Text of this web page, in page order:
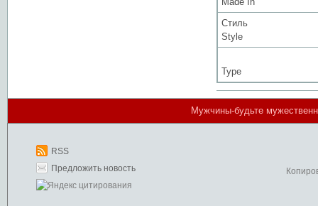
Стиль
Style
Type
Мужчины-будьте
RSS
Предложить новость